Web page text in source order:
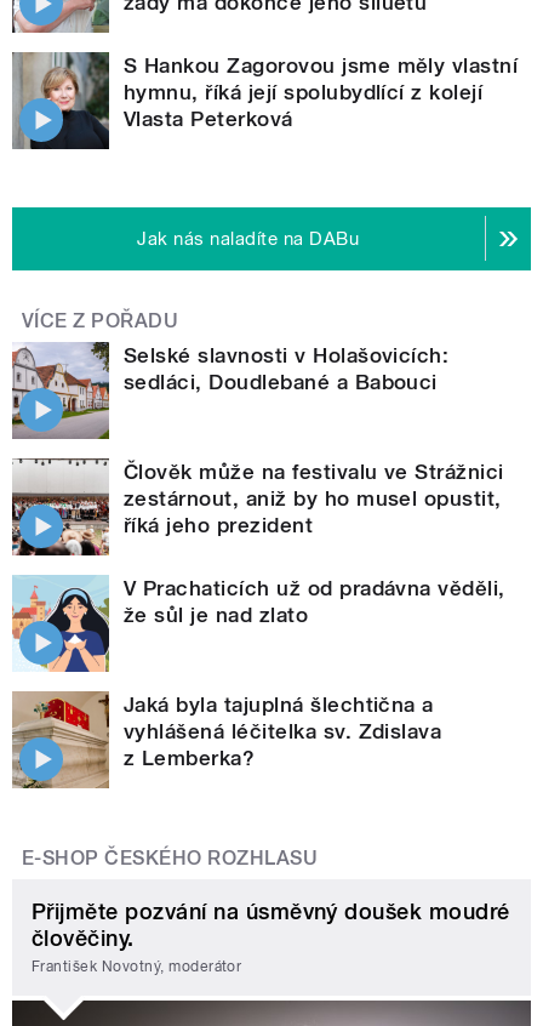
S Hankou Zagorovou jsme měly vlastní
hymnu, říká její spolubydlící z kolejí
Vlasta Peterková
Jak nás naladíte na DABu
VÍCE Z POŘADU
Selské slavnosti v Holašovicích:
sedláci, Doudlebané a Babouci
Člověk může na festivalu ve Strážnici
zestárnout, aniž by ho musel opustit,
říká jeho prezident
V Prachaticích už od pradávna věděli,
že sůl je nad zlato
Jaká byla tajuplná šlechtična a
vyhlášená léčitelka sv. Zdislava
z Lemberka?
E-SHOP ČESKÉHO ROZHLASU
Přijměte pozvání na úsměvný doušek moudré
člověčiny.
František Novotný, moderátor